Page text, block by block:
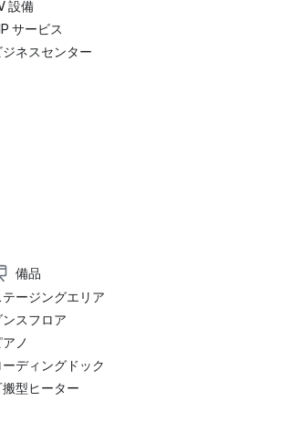
設備
サービス
ジネスセンター
備品
テージングエリア
ンスフロア
アノ
ーディングドック
搬型ヒーター